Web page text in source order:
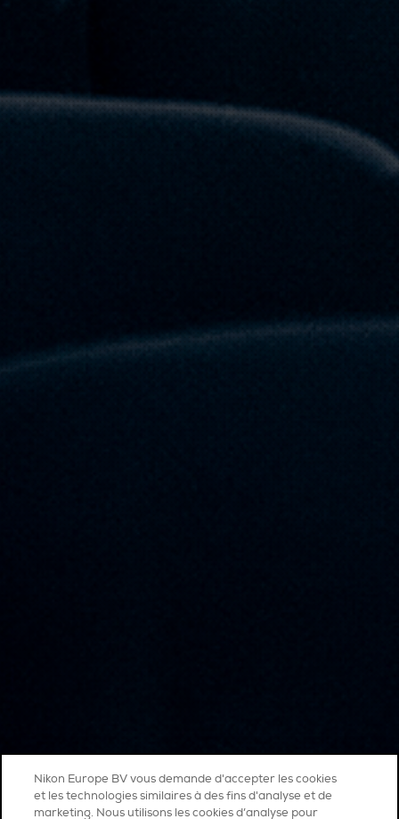
Nikon Europe BV vous demande d'accepter les cookies
et les technologies similaires à des fins d'analyse et de
marketing. Nous utilisons les cookies d’analyse pour